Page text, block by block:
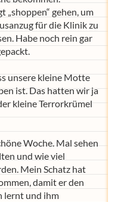
„shoppen“ gehen, um
für die Klinik zu
Habe noch rein gar
unsere kleine Motte
ist. Das hatten wir ja
kleine Terrorkrümel
Woche. Mal sehen
und wie viel
Mein Schatz hat
damit er den
lernt und ihm